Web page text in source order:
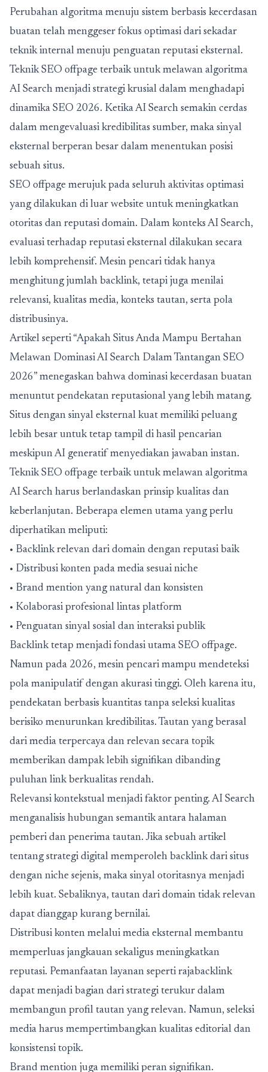
Perubahan algoritma menuju sistem berbasis kecerdasan
buatan telah menggeser fokus optimasi dari sekadar
teknik internal menuju penguatan reputasi eksternal.
Teknik SEO offpage terbaik untuk melawan algoritma
AI Search menjadi strategi krusial dalam menghadapi
dinamika SEO 2026. Ketika AI Search semakin cerdas
dalam mengevaluasi kredibilitas sumber, maka sinyal
eksternal berperan besar dalam menentukan posisi
sebuah situs.
SEO offpage merujuk pada seluruh aktivitas optimasi
yang dilakukan di luar website untuk meningkatkan
otoritas dan reputasi domain. Dalam konteks AI Search,
evaluasi terhadap reputasi eksternal dilakukan secara
lebih komprehensif. Mesin pencari tidak hanya
menghitung jumlah backlink, tetapi juga menilai
relevansi, kualitas media, konteks tautan, serta pola
distribusinya.
Artikel seperti “Apakah Situs Anda Mampu Bertahan
Melawan Dominasi AI Search Dalam Tantangan SEO
2026” menegaskan bahwa dominasi kecerdasan buatan
menuntut pendekatan reputasional yang lebih matang.
Situs dengan sinyal eksternal kuat memiliki peluang
lebih besar untuk tetap tampil di hasil pencarian
meskipun AI generatif menyediakan jawaban instan.
Teknik SEO offpage terbaik untuk melawan algoritma
AI Search harus berlandaskan prinsip kualitas dan
keberlanjutan. Beberapa elemen utama yang perlu
diperhatikan meliputi:
• Backlink relevan dari domain dengan reputasi baik
• Distribusi konten pada media sesuai niche
• Brand mention yang natural dan konsisten
• Kolaborasi profesional lintas platform
• Penguatan sinyal sosial dan interaksi publik
Backlink tetap menjadi fondasi utama SEO offpage.
Namun pada 2026, mesin pencari mampu mendeteksi
pola manipulatif dengan akurasi tinggi. Oleh karena itu,
pendekatan berbasis kuantitas tanpa seleksi kualitas
berisiko menurunkan kredibilitas. Tautan yang berasal
dari media terpercaya dan relevan secara topik
memberikan dampak lebih signifikan dibanding
puluhan link berkualitas rendah.
Relevansi kontekstual menjadi faktor penting. AI Search
menganalisis hubungan semantik antara halaman
pemberi dan penerima tautan. Jika sebuah artikel
tentang strategi digital memperoleh backlink dari situs
dengan niche sejenis, maka sinyal otoritasnya menjadi
lebih kuat. Sebaliknya, tautan dari domain tidak relevan
dapat dianggap kurang bernilai.
Distribusi konten melalui media eksternal membantu
memperluas jangkauan sekaligus meningkatkan
reputasi. Pemanfaatan layanan seperti rajabacklink
dapat menjadi bagian dari strategi terukur dalam
membangun profil tautan yang relevan. Namun, seleksi
media harus mempertimbangkan kualitas editorial dan
konsistensi topik.
Brand mention juga memiliki peran signifikan.